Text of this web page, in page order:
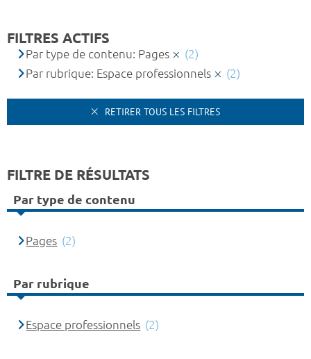
FILTRES ACTIFS
Par type de contenu: Pages
(2)
Par rubrique: Espace professionnels
(2)
RETIRER TOUS LES FILTRES
FILTRE DE RÉSULTATS
Par type de contenu
Pages (2)
Par rubrique
Espace professionnels (2)